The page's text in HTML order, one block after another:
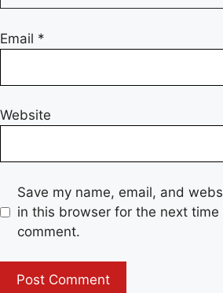
Email *
Website
Save my name, email, and
in this browser for the next time
comment.